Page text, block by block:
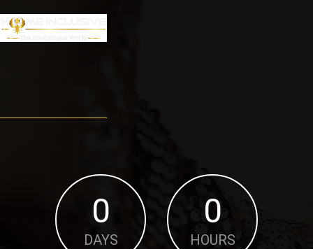
0
DAYS
0
HOURS